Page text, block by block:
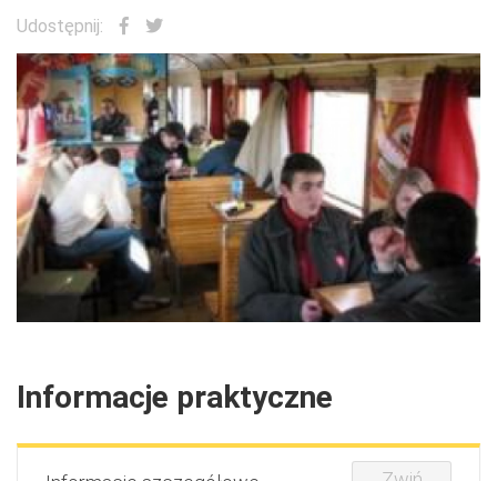
Udostępnij:
Informacje praktyczne